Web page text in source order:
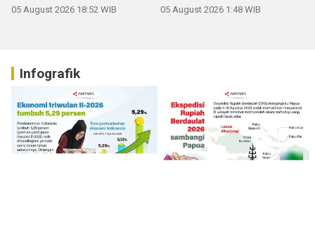
05 August 2026 18:52 WIB 05 August 2026 1:48 WIB
Infografik